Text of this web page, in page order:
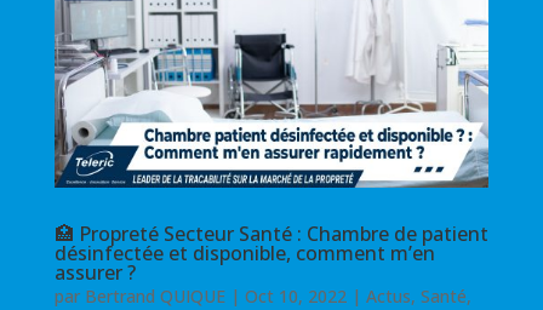
🏥 Propreté Secteur Santé : Chambre de patient
désinfectée et disponible, comment m’en
assurer ?
par Bertrand QUIQUE| Oct 10, 2022| Actus, Santé,